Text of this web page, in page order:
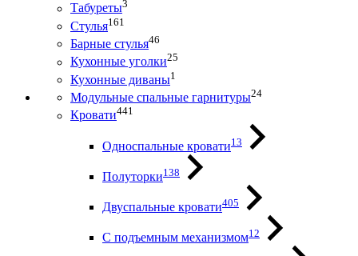
Табуреты3
Стулья161
Барные стулья46
Кухонные уголки25
Кухонные диваны1
Модульные спальные гарнитуры24
Кровати441
Односпальные кровати13
Полуторки138
Двуспальные кровати405
С подъемным механизмом12